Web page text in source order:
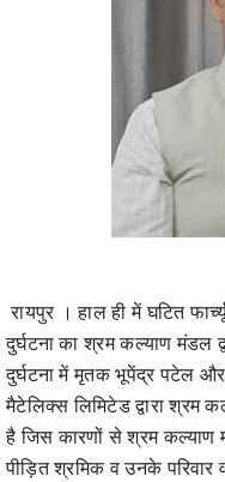
रायपुर । हाल ही में घटित
दुर्घटना का श्रम कल्याण मंडल
दुर्घटना में मृतक भूपेंद्र पटेल
मैटेलिक्स लिमिटेड द्वारा श्रम
है जिस कारणों से श्रम
पीड़ित श्रमिक व उनके